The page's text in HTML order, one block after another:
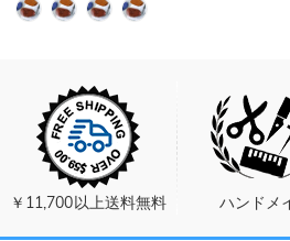
￥11,700以上送料無料 ハンドメ